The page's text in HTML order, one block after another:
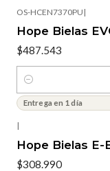
OS-HCEN7370PU |
Hope Bielas
$487.543
Cantidad
Entrega en 1 día
|
Hope Bielas E-
$308.990